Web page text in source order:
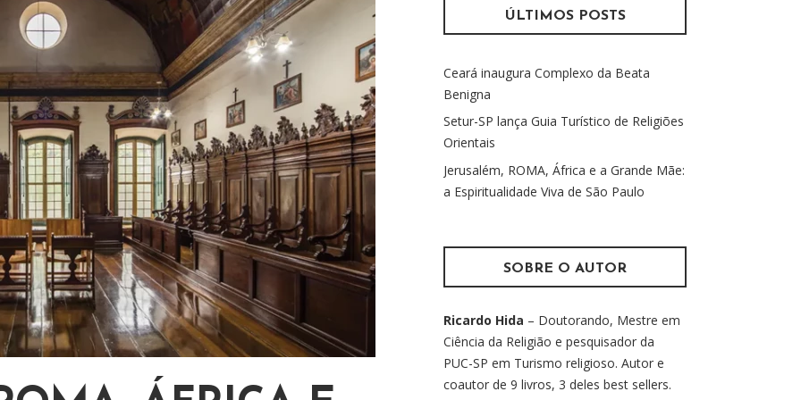
i
a
r
p
o
r
ÚLTIMOS POSTS
Ceará inaugura Complexo da Beata
Benigna
Setur-SP lança Guia Turístico de Religiões
Orientais
Jerusalém, ROMA, África e a Grande Mãe:
a Espiritualidade Viva de São Paulo
SOBRE O AUTOR
Ricardo Hida – Doutorando, Mestre em
Ciência da Religião e pesquisador da
PUC-SP em Turismo religioso. Autor e
coautor de 9 livros, 3 deles best sellers.